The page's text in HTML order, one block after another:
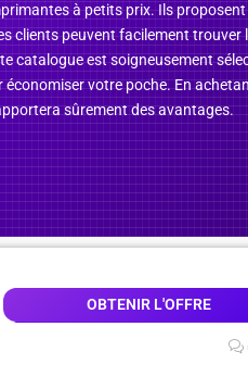
à petits prix. Ils
clients peuvent facilement
catalogue est soigneusement
votre poche. En
sûrement des avantages.
OBTENIR L'OFFRE